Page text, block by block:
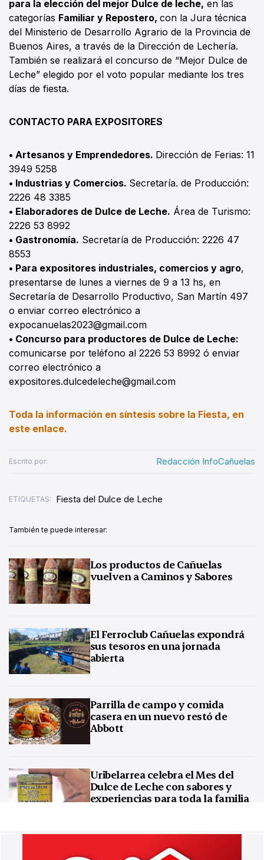
para la elección del mejor Dulce de leche, en las
categorías Familiar y Repostero, con la Jura técnica
del Ministerio de Desarrollo Agrario de la Provincia de
Buenos Aires, a través de la Dirección de Lechería.
También se realizará el concurso de “Mejor Dulce de
Leche” elegido por el voto popular mediante los tres
días de fiesta.
CONTACTO PARA EXPOSITORES
• Artesanos y Emprendedores. Dirección de Ferias: 11
3949 5258
• Industrias y Comercios. Secretaría. de Producción:
2226 48 3385
• Elaboradores de Dulce de Leche. Área de Turismo:
2226 53 8992
• Gastronomía. Secretaría de Producción: 2226 47
8553
• Para expositores industriales, comercios y agro,
presentarse de lunes a viernes de 9 a 13 hs, en
Secretaría de Desarrollo Productivo, San Martín 497
o enviar correo electrónico a
expocanuelas2023@gmail.com
• Concurso para productores de Dulce de Leche:
comunicarse por teléfono al 2226 53 8992 ó enviar
correo electrónico a
expositores.dulcedeleche@gmail.com
Toda la información en síntesis sobre la Fiesta, en
este enlace.
Escrito por: Redacción InfoCañuelas
ETIQUETAS: Fiesta del Dulce de Leche
También te puede interesar:
Los productos de Cañuelas
vuelven a Caminos y Sabores
El Ferroclub Cañuelas expondrá
sus tesoros en una jornada
abierta
Parrilla de campo y comida
casera en un nuevo restó de
Abbott
Uribelarrea celebra el Mes del
Dulce de Leche con sabores y
experiencias para toda la familia